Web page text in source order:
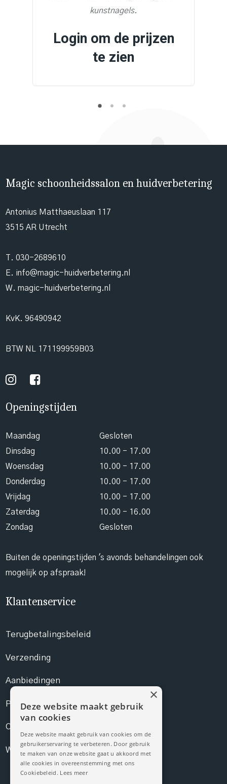
kunstnagels.
Login om de prijzen
te zien
Magic schoonheidssalon en huidverbetering
Antonius Matthaeuslaan 117
3515 AR Utrecht
T. 030-2689610
E. info@magic-huidverbetering.nl
W. magic-huidverbetering.nl
KvK. 96490942
BTW NL 171199959B03
Openingstijden
Maandag
Gesloten
Dinsdag
10.00 - 17.00
Woensdag
10.00 - 17.00
Donderdag
10.00 - 17.00
Vrijdag
10.00 - 17.00
Zaterdag
10.00 - 16.00
Zondag
Gesloten
Buiten de openingstijden 's avonds behandelingen ook
mogelijk op afspraak!
Klantenservice
Terugbetalingsbeleid
Verzending
Aanbiedingen
Prijslijst
Contact
Webshop
Deze website maakt gebruik
van cookies
Deze website maakt gebruik van cookies om de
gebruikerservaring te verbeteren. Door gebruik
te maken van onze website gaat u akkoord met
alle cookies in overeenstemming met ons
Cookiebeleid. Lees meer
×